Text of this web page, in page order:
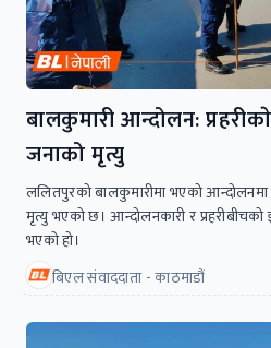
बालकुमारी आन्दोलन:
जनाको मृत्यु
ललितपुरको बालकुमारीमा भएको आन्दोलनमा
मृत्यु भएकाे छ। आन्दोलनकारी र
भएकाे हाे।
बिएल संवाददाता - काठमाडौं